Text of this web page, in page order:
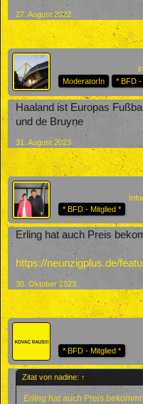
27. August 2022
ModeratorIn
* BFD -
Haaland ist Europas
und de Bruyne
31. August 2023
* BFD - Mitglied *
Erling hat auch Preis
https://neunzigplus.de/
30. Oktober 2023
* BFD - Mitglied *
Zitat von nadine: ↑
Erling hat auch Preis bekommt